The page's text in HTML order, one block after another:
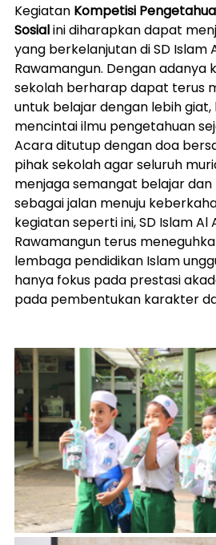
Kegiatan Kompetisi
Sosial ini diharapkan dapat
yang berkelanjutan di SD Islam
Rawamangun. Dengan adanya
sekolah berharap dapat terus
untuk belajar dengan lebih
mencintai ilmu pengetahuan
Acara ditutup dengan doa
pihak sekolah agar seluruh
menjaga semangat belajar dan
sebagai jalan menuju
kegiatan seperti ini, SD Islam Al
Rawamangun terus
lembaga pendidikan Islam
hanya fokus pada prestasi
pada pembentukan karakter